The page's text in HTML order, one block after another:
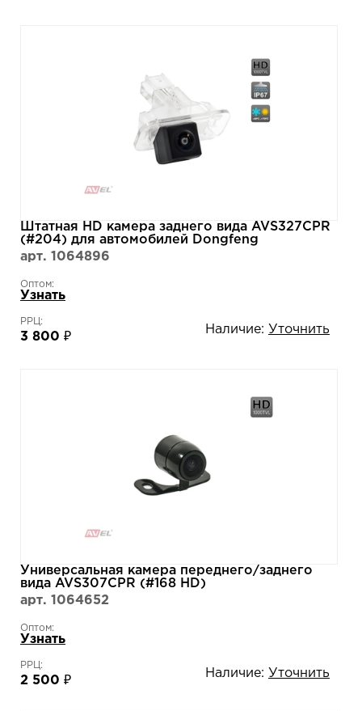
Штатная HD камера заднего вида AVS327CPR
(#204) для автомобилей Dongfeng
арт. 1064896
Оптом:
Узнать
РРЦ:
3 800 ₽
Наличие: Уточнить
Универсальная камера переднего/заднего
вида AVS307CPR (#168 НD)
арт. 1064652
Оптом:
Узнать
РРЦ:
2 500 ₽
Наличие: Уточнить